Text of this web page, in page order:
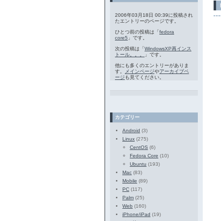
2006年03月18日 00:39に投稿され
たエントリーのページです。
ひとつ前の投稿は「fedora
core5 」です。
次の投稿は「WindowsXP再インス
トール。。。
」です。
他にも多くのエントリーがありま
す。
メインページやアーカイブペ
ージ も見てください。
カテゴリー
Android (3)
Linux (275)
CentOS (6)
Fedora Core (10)
Ubuntu (193)
Mac (83)
Mobile (89)
PC (117)
Palm (25)
Web (160)
iPhone/iPad (19)